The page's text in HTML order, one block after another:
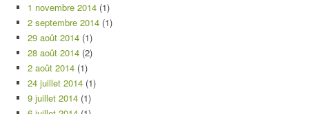
1 novembre 2014 (1)
2 septembre 2014 (1)
29 août 2014 (1)
28 août 2014 (2)
2 août 2014 (1)
24 juillet 2014 (1)
9 juillet 2014 (1)